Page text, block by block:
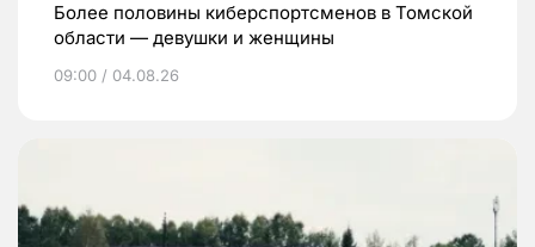
Более половины киберспортсменов в Томской
области — девушки и женщины
09:00 / 04.08.26